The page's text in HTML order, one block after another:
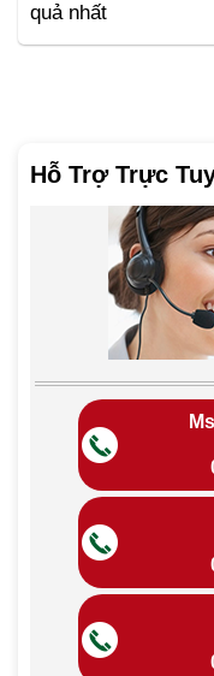
Hỗ Trợ Trực
quả nhất